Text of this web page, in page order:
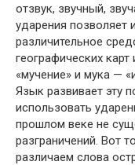
отзвук, звучный,
ударения позволяет
различительное
географических
«мучение» и мука —
Язык развивает эту
использовать
прошлом веке не
разграничений. Вот
различаем слова